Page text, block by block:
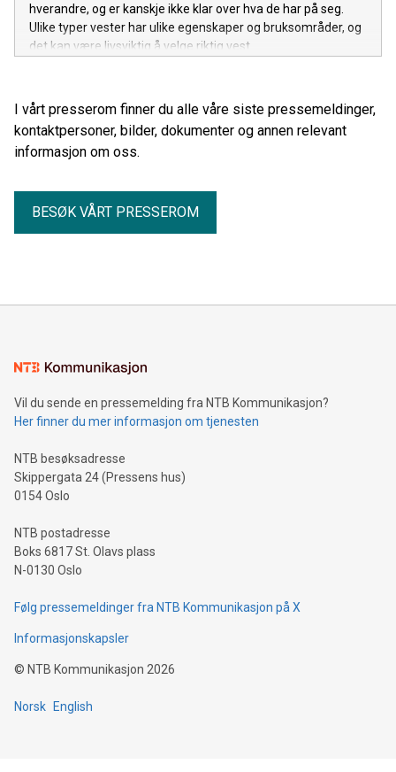
hverandre, og er kanskje ikke klar over hva de har på seg.
Ulike typer vester har ulike egenskaper og bruksområder, og
det kan være livsviktig å velge riktig vest.
I vårt presserom finner du alle våre siste pressemeldinger,
kontaktpersoner, bilder, dokumenter og annen relevant
informasjon om oss.
BESØK VÅRT PRESSEROM
Vil du sende en pressemelding fra NTB Kommunikasjon?
Her finner du mer informasjon om tjenesten
NTB besøksadresse
Skippergata 24 (Pressens hus)
0154 Oslo
NTB postadresse
Boks 6817 St. Olavs plass
N-0130 Oslo
Følg pressemeldinger fra NTB Kommunikasjon på X
Informasjonskapsler
© NTB Kommunikasjon 2026
Norsk English